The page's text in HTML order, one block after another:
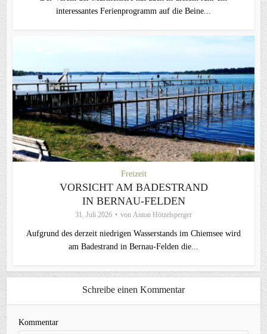
interessantes Ferienprogramm auf die Beine...
Freizeit
VORSICHT AM BADESTRAND
IN BERNAU-FELDEN
31. Juli 2026 von Anton Hötzelsperger
Aufgrund des derzeit niedrigen Wasserstands im Chiemsee wird
am Badestrand in Bernau-Felden die...
Schreibe einen Kommentar
Kommentar